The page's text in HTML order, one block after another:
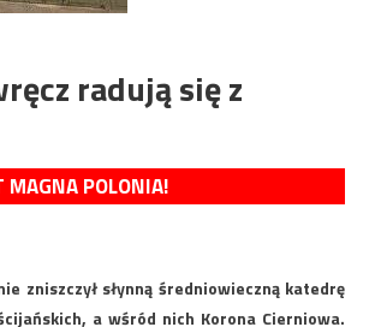
radują się z
MAGNA POLONIA!
zniszczył słynną średniowieczną katedrę
a wśród nich Korona Cierniowa.